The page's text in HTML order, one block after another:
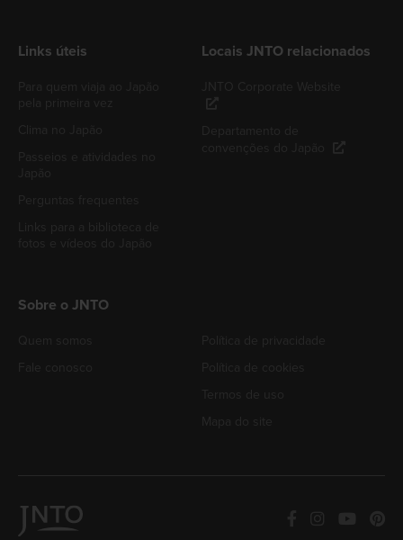
Links úteis Locais JNTO relacionados
Sobre o JNTO